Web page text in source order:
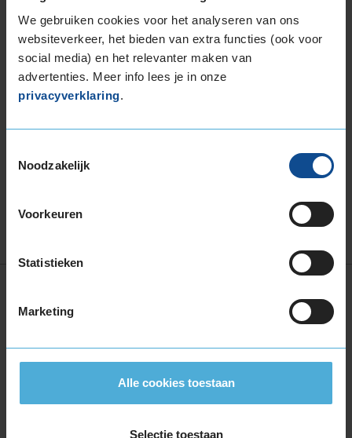
We gebruiken cookies voor het analyseren van ons
websiteverkeer, het bieden van extra functies (ook voor
social media) en het relevanter maken van
advertenties. Meer info lees je in onze
privacyverklaring.
Noodzakelijk
Voorkeuren
Statistieken
Marketing
Alle cookies toestaan
Selectie toestaan
banden in de maat 205 55
R16voor je BMW
205/60 R16- zoekbanden in de maat 205 60
R16voor je BMW
Michelin PILOT SPORT 4
(4-seizoensband)
Continental SPORTCONTACT 5
(zomerband)
BREEDTE